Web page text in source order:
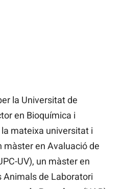
la Universitat de
en Bioquímica i
mateixa universitat i
en Avaluació de
UV), un màster en
Animals de Laboratori